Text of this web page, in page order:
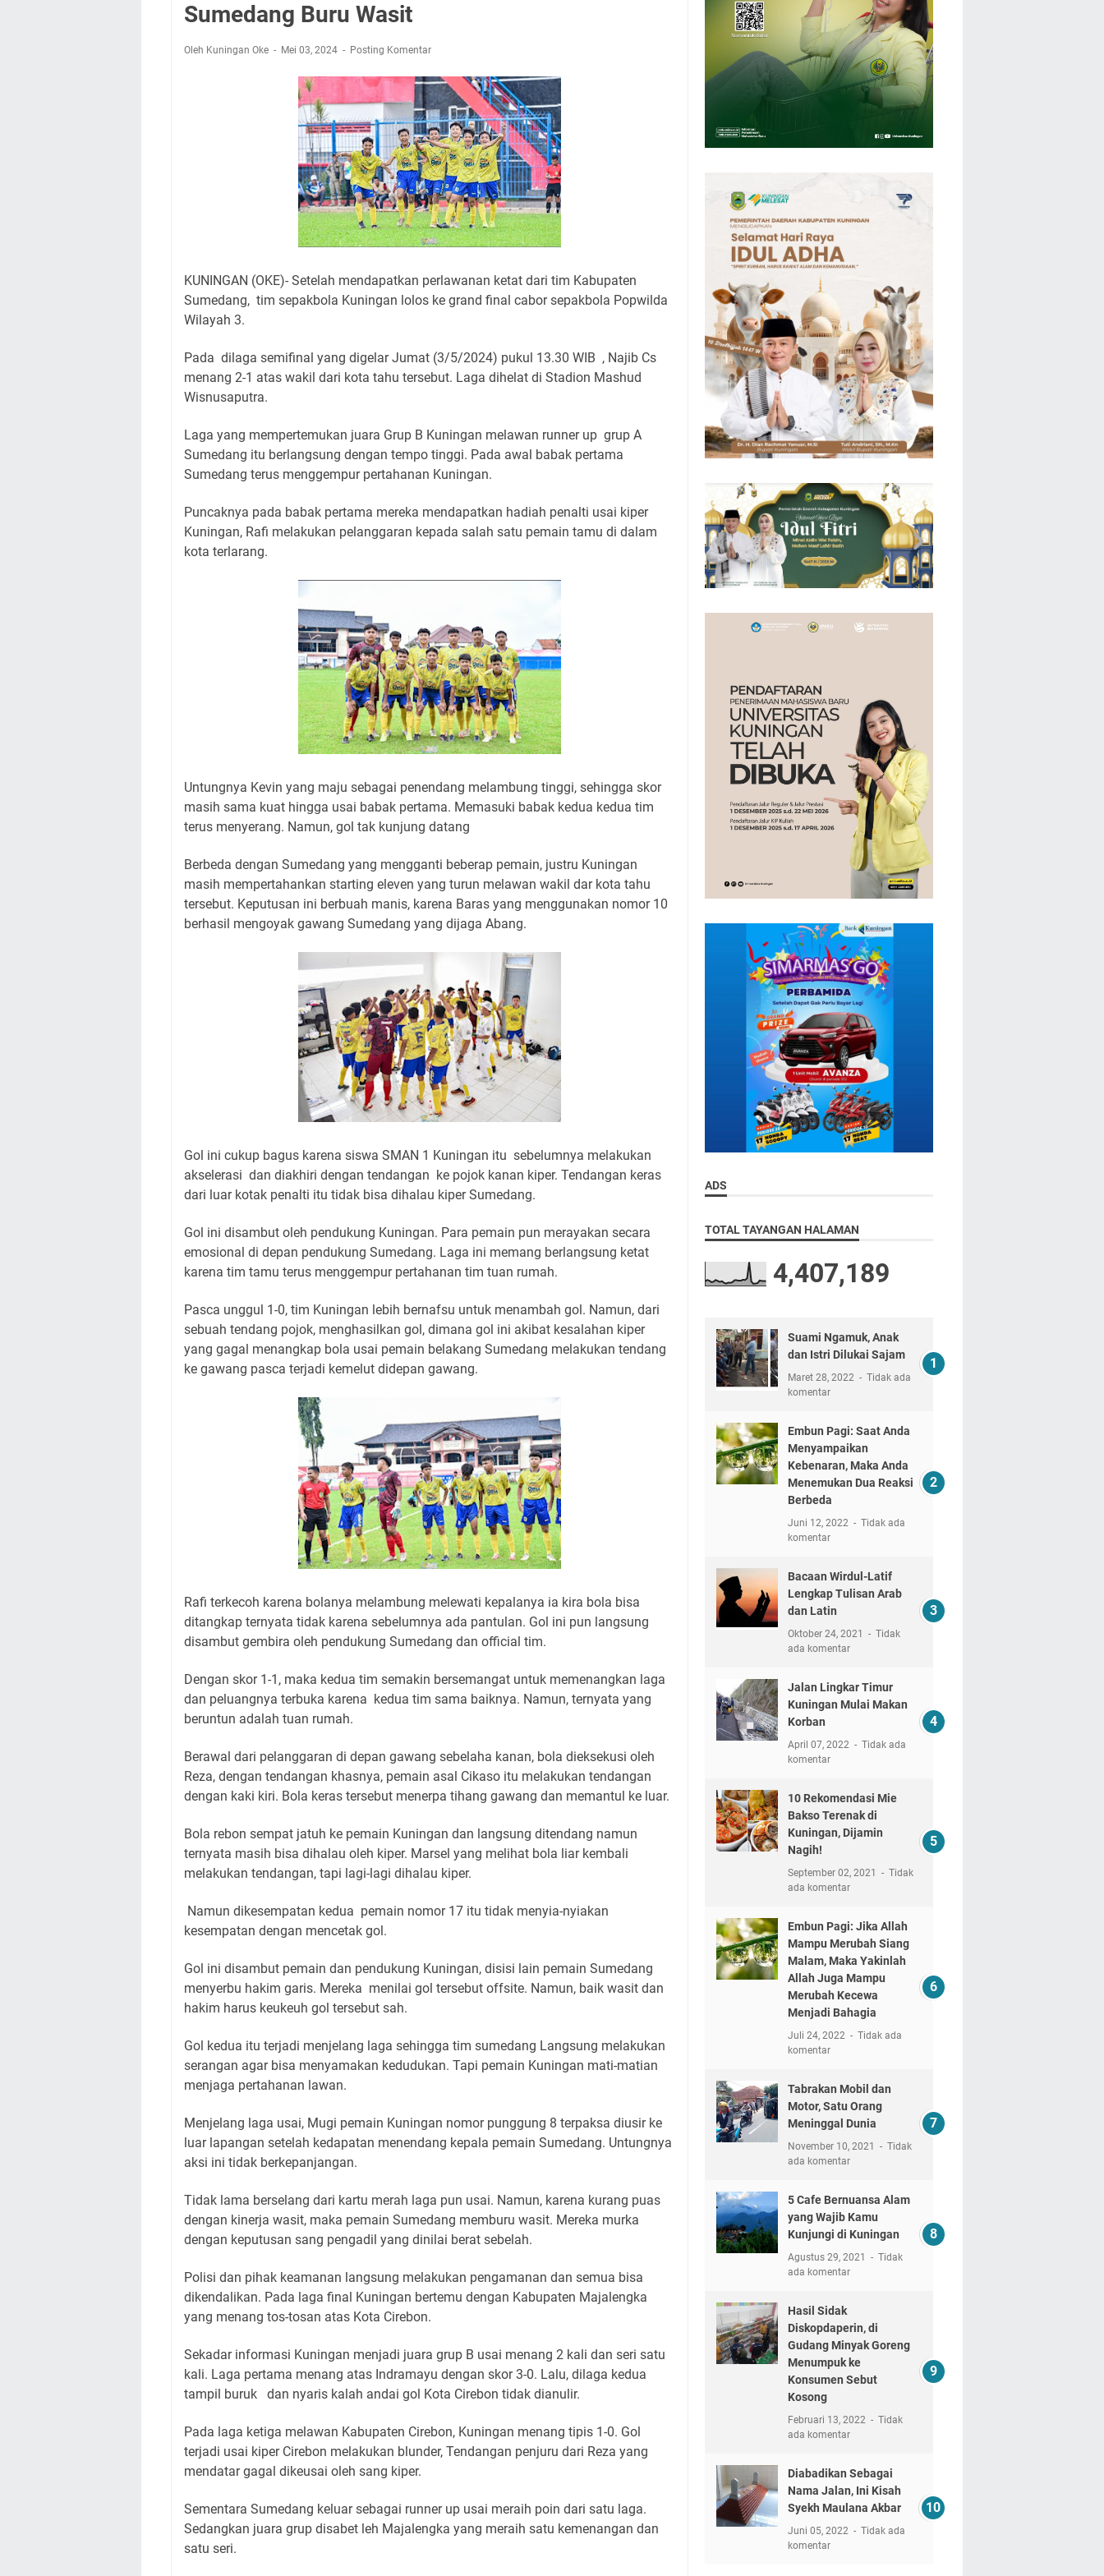
Kuningan Sudah Amankan Tersangka
Agenda Kegiatan Bupati Selasa 4 Agustus 2026 Ada Satu, Wabup Kuningan Dua Acara
Empat Lokasi Samsat Keliling Kuningan Selasa 4 Agustus 2026
Agenda Kegiatan Bupati, Wabup dan Sekda Kuningan Rabu 5 Agustus 2026 Masing-masing
Dua Acara
Sumedang Buru Wasit
Oleh Kuningan Oke Mei 03, 2024 Posting Komentar
KUNINGAN (OKE)- Setelah mendapatkan perlawanan ketat dari tim Kabupaten
Sumedang, tim sepakbola Kuningan lolos ke grand final cabor sepakbola Popwilda
Wilayah 3.
Pada dilaga semifinal yang digelar Jumat (3/5/2024) pukul 13.30 WIB , Najib Cs
menang 2-1 atas wakil dari kota tahu tersebut. Laga dihelat di Stadion Mashud
Wisnusaputra.
Laga yang mempertemukan juara Grup B Kuningan melawan runner up grup A
Sumedang itu berlangsung dengan tempo tinggi. Pada awal babak pertama
Sumedang terus menggempur pertahanan Kuningan.
Puncaknya pada babak pertama mereka mendapatkan hadiah penalti usai kiper
Kuningan, Rafi melakukan pelanggaran kepada salah satu pemain tamu di dalam
kota terlarang.
Untungnya Kevin yang maju sebagai penendang melambung tinggi, sehingga skor
masih sama kuat hingga usai babak pertama. Memasuki babak kedua kedua tim
terus menyerang. Namun, gol tak kunjung datang
Berbeda dengan Sumedang yang mengganti beberap pemain, justru Kuningan
masih mempertahankan starting eleven yang turun melawan wakil dar kota tahu
tersebut. Keputusan ini berbuah manis, karena Baras yang menggunakan nomor 10
berhasil mengoyak gawang Sumedang yang dijaga Abang.
Gol ini cukup bagus karena siswa SMAN 1 Kuningan itu sebelumnya melakukan
akselerasi dan diakhiri dengan tendangan ke pojok kanan kiper. Tendangan keras
dari luar kotak penalti itu tidak bisa dihalau kiper Sumedang.
Gol ini disambut oleh pendukung Kuningan. Para pemain pun merayakan secara
emosional di depan pendukung Sumedang. Laga ini memang berlangsung ketat
karena tim tamu terus menggempur pertahanan tim tuan rumah.
Pasca unggul 1-0, tim Kuningan lebih bernafsu untuk menambah gol. Namun, dari
sebuah tendang pojok, menghasilkan gol, dimana gol ini akibat kesalahan kiper
yang gagal menangkap bola usai pemain belakang Sumedang melakukan tendang
ke gawang pasca terjadi kemelut didepan gawang.
Rafi terkecoh karena bolanya melambung melewati kepalanya ia kira bola bisa
ditangkap ternyata tidak karena sebelumnya ada pantulan. Gol ini pun langsung
disambut gembira oleh pendukung Sumedang dan official tim.
Dengan skor 1-1, maka kedua tim semakin bersemangat untuk memenangkan laga
dan peluangnya terbuka karena kedua tim sama baiknya. Namun, ternyata yang
beruntun adalah tuan rumah.
Berawal dari pelanggaran di depan gawang sebelaha kanan, bola dieksekusi oleh
Reza, dengan tendangan khasnya, pemain asal Cikaso itu melakukan tendangan
dengan kaki kiri. Bola keras tersebut menerpa tihang gawang dan memantul ke luar.
Bola rebon sempat jatuh ke pemain Kuningan dan langsung ditendang namun
ternyata masih bisa dihalau oleh kiper. Marsel yang melihat bola liar kembali
melakukan tendangan, tapi lagi-lagi dihalau kiper.
Namun dikesempatan kedua pemain nomor 17 itu tidak menyia-nyiakan
kesempatan dengan mencetak gol.
Gol ini disambut pemain dan pendukung Kuningan, disisi lain pemain Sumedang
menyerbu hakim garis. Mereka menilai gol tersebut offsite. Namun, baik wasit dan
hakim harus keukeuh gol tersebut sah.
Gol kedua itu terjadi menjelang laga sehingga tim sumedang Langsung melakukan
serangan agar bisa menyamakan kedudukan. Tapi pemain Kuningan mati-matian
menjaga pertahanan lawan.
Menjelang laga usai, Mugi pemain Kuningan nomor punggung 8 terpaksa diusir ke
luar lapangan setelah kedapatan menendang kepala pemain Sumedang. Untungnya
aksi ini tidak berkepanjangan.
Tidak lama berselang dari kartu merah laga pun usai. Namun, karena kurang puas
dengan kinerja wasit, maka pemain Sumedang memburu wasit. Mereka murka
dengan keputusan sang pengadil yang dinilai berat sebelah.
Polisi dan pihak keamanan langsung melakukan pengamanan dan semua bisa
dikendalikan. Pada laga final Kuningan bertemu dengan Kabupaten Majalengka
yang menang tos-tosan atas Kota Cirebon.
Sekadar informasi Kuningan menjadi juara grup B usai menang 2 kali dan seri satu
kali. Laga pertama menang atas Indramayu dengan skor 3-0. Lalu, dilaga kedua
tampil buruk dan nyaris kalah andai gol Kota Cirebon tidak dianulir.
Pada laga ketiga melawan Kabupaten Cirebon, Kuningan menang tipis 1-0. Gol
terjadi usai kiper Cirebon melakukan blunder, Tendangan penjuru dari Reza yang
mendatar gagal dikeusai oleh sang kiper.
Sementara Sumedang keluar sebagai runner up usai meraih poin dari satu laga.
Sedangkan juara grup disabet leh Majalengka yang meraih satu kemenangan dan
satu seri.
ADS
TOTAL TAYANGAN HALAMAN
4,407,189
Suami Ngamuk, Anak
dan Istri Dilukai Sajam
Maret 28, 2022
Tidak ada
komentar
Embun Pagi: Saat Anda
Menyampaikan
Kebenaran, Maka Anda
Menemukan Dua Reaksi
Berbeda
Juni 12, 2022
Tidak ada
komentar
Bacaan Wirdul-Latif
Lengkap Tulisan Arab
dan Latin
Oktober 24, 2021
Tidak
ada komentar
Jalan Lingkar Timur
Kuningan Mulai Makan
Korban
April 07, 2022
Tidak ada
komentar
10 Rekomendasi Mie
Bakso Terenak di
Kuningan, Dijamin
Nagih!
September 02, 2021
Tidak
ada komentar
Embun Pagi: Jika Allah
Mampu Merubah Siang
Malam, Maka Yakinlah
Allah Juga Mampu
Merubah Kecewa
Menjadi Bahagia
Juli 24, 2022
Tidak ada
komentar
Tabrakan Mobil dan
Motor, Satu Orang
Meninggal Dunia
November 10, 2021
Tidak
ada komentar
5 Cafe Bernuansa Alam
yang Wajib Kamu
Kunjungi di Kuningan
Agustus 29, 2021
Tidak
ada komentar
Hasil Sidak
Diskopdaperin, di
Gudang Minyak Goreng
Menumpuk ke
Konsumen Sebut
Kosong
Februari 13, 2022
Tidak
ada komentar
Diabadikan Sebagai
Nama Jalan, Ini Kisah
Syekh Maulana Akbar
Juni 05, 2022
Tidak ada
komentar